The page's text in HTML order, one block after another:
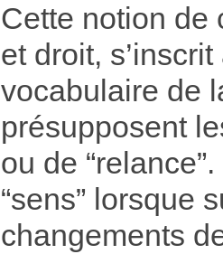
Cette notion de
et droit,
vocabulaire de
présupposent
ou de
“sens” lorsque
changements